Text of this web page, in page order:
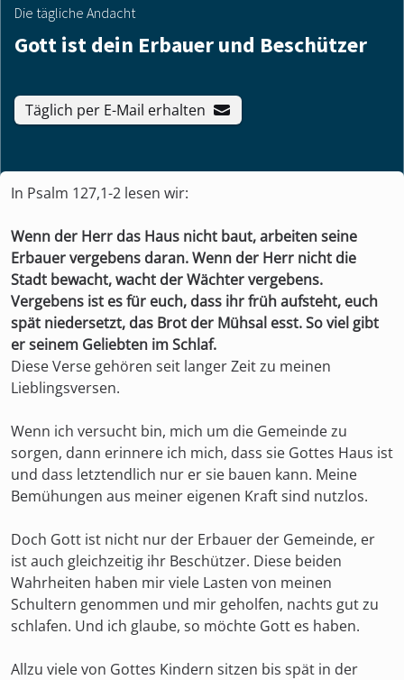
Die tägliche Andacht
Gott ist dein Erbauer und Beschützer
Täglich per E-Mail erhalten
In Psalm 127,1-2 lesen wir:
Wenn der Herr das Haus nicht baut, arbeiten seine
Erbauer vergebens daran. Wenn der Herr nicht die
Stadt bewacht, wacht der Wächter vergebens.
Vergebens ist es für euch, dass ihr früh aufsteht, euch
spät niedersetzt, das Brot der Mühsal esst. So viel gibt
er seinem Geliebten im Schlaf.
Diese Verse gehören seit langer Zeit zu meinen
Lieblingsversen.
Wenn ich versucht bin, mich um die Gemeinde zu
sorgen, dann erinnere ich mich, dass sie Gottes Haus ist
und dass letztendlich nur er sie bauen kann. Meine
Bemühungen aus meiner eigenen Kraft sind nutzlos.
Doch Gott ist nicht nur der Erbauer der Gemeinde, er
ist auch gleichzeitig ihr Beschützer. Diese beiden
Wahrheiten haben mir viele Lasten von meinen
Schultern genommen und mir geholfen, nachts gut zu
schlafen. Und ich glaube, so möchte Gott es haben.
Allzu viele von Gottes Kindern sitzen bis spät in der